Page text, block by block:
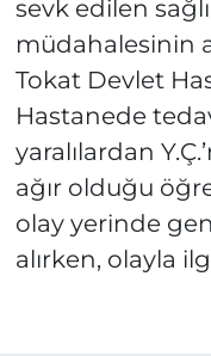
sevk edilen
müdahalesinin
Tokat Devlet
Hastanede
yaralılardan
ağır olduğu
olay yerinde
alırken, olayla